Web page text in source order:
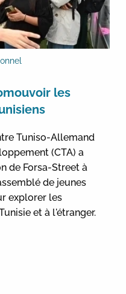
les
Tuniso-Allemand
(CTA) a
de Forsa-Street à
de jeunes
explorer les
et à l'étranger.